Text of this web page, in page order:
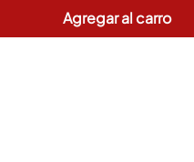
Agregar al carro